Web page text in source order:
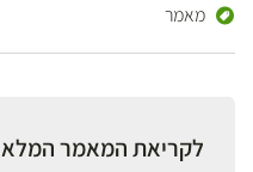
מאמר
לקריאת המאמר המלא